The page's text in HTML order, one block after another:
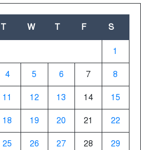
T W T F S
1
4 5 6 7 8
11 12 13 14 15
18 19 20 21 22
25 26 27 28 29